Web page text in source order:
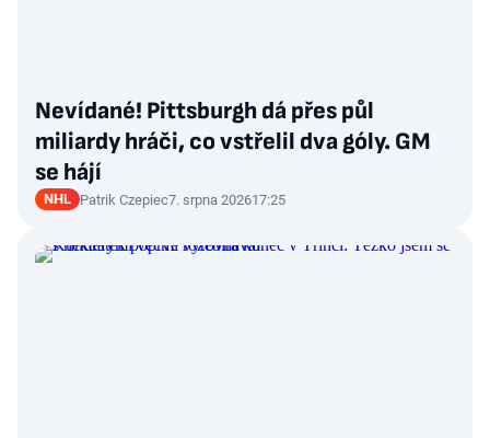
Nevídané! Pittsburgh dá přes půl
miliardy hráči, co vstřelil dva góly. GM
se hájí
NHL Patrik Czepiec7. srpna 202617:25